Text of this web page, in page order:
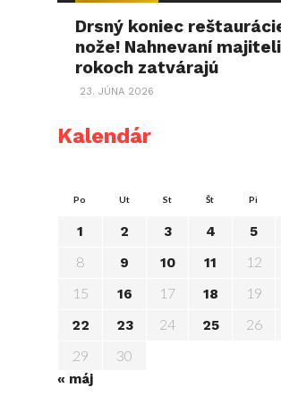
Drsný koniec
nože! Nahnevaní
rokoch zatvárajú
23. JÚNA 2026
Kalendár
Po Ut St Št Pi
1 2 3 4 5
8 9 10 11 12
15 16 17 18 19
22
23 24 25 26
29
30
« máj